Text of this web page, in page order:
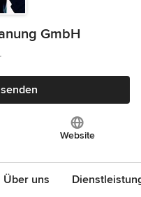
GmbH
Website
Über uns